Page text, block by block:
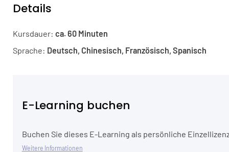
Details
Kursdauer:ca. 60 Minuten
Sprache: Deutsch, Chinesisch, Französisch, Spanisch
E-Learning buchen
Buchen Sie dieses E-Learning als persönliche
Weitere Informationen